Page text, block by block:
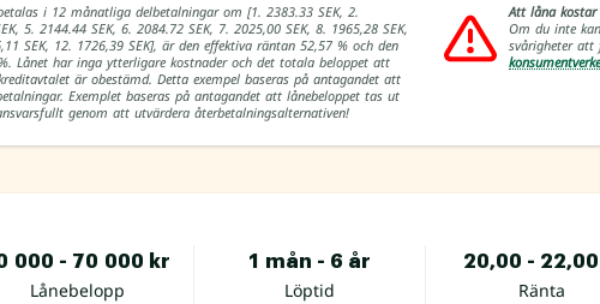
i 12 månatliga delbetalningar om [1. 2383.33 SEK, 2.
5. 2144.44 SEK, 6. 2084.72 SEK, 7. 2025,00 SEK, 8. 1965,28 SEK,
SEK, 12. 1726,39 SEK], är den effektiva räntan 52,57 % och den
Lånet har inga ytterligare kostnader och det totala beloppet att
är obestämd. Detta exempel baseras på antagandet att
Exemplet baseras på antagandet att lånebeloppet tas ut
genom att utvärdera återbetalningsalternativen!
Att låna kostar
Om du inte
svårigheter att
000 - 70 000 kr
Lånebelopp
1 mån - 6 år
Löptid
20,00 - 22,00
Ränta